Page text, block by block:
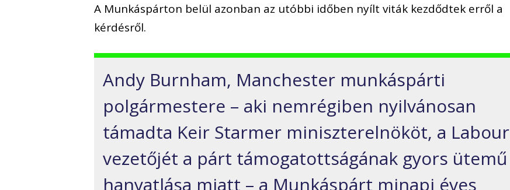
A Munkáspárton belül azonban az utóbbi időben nyílt viták kezdődtek erről a
kérdésről.
Andy Burnham, Manchester munkáspárti
polgármestere – aki nemrégiben nyilvánosan
támadta Keir Starmer miniszterelnököt, a Labour
vezetőjét a párt támogatottságának gyors ütemű
hanyatlása miatt – a Munkáspárt minapi éves